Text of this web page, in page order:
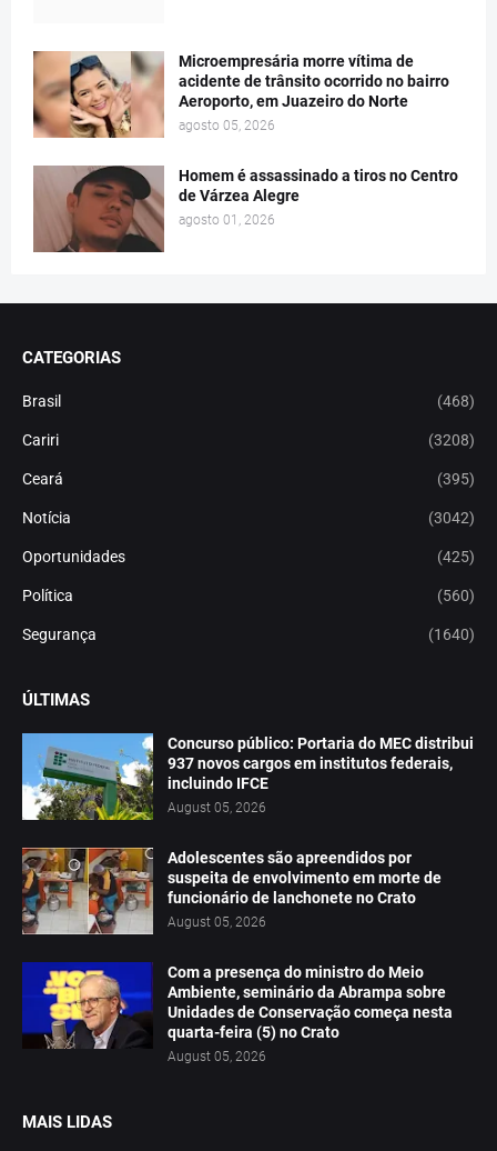
Microempresária morre vítima de
acidente de trânsito ocorrido no bairro
Aeroporto, em Juazeiro do Norte
agosto 05, 2026
Homem é assassinado a tiros no Centro
de Várzea Alegre
agosto 01, 2026
CATEGORIAS
Brasil (468)
Cariri (3208)
Ceará (395)
Notícia (3042)
Oportunidades (425)
Política (560)
Segurança (1640)
ÚLTIMAS
Concurso público: Portaria do MEC distribui
937 novos cargos em institutos federais,
incluindo IFCE
August 05, 2026
Adolescentes são apreendidos por
suspeita de envolvimento em morte de
funcionário de lanchonete no Crato
August 05, 2026
Com a presença do ministro do Meio
Ambiente, seminário da Abrampa sobre
Unidades de Conservação começa nesta
quarta-feira (5) no Crato
August 05, 2026
MAIS LIDAS